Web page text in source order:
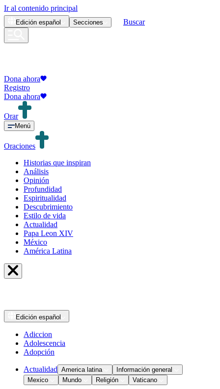
Ir al contenido principal
Edición español Secciones Buscar
Dona ahora
Registro
Dona ahora
Orar
Menú
Oraciones
Historias que inspiran
Análisis
Opinión
Profundidad
Espiritualidad
Descubrimiento
Estilo de vida
Actualidad
Papa Leon XIV
México
América Latina
Edición español
Adiccion
Adolescencia
Adopción
Actualidad America latina
Información general
Mexico
Mundo Religión Vaticano